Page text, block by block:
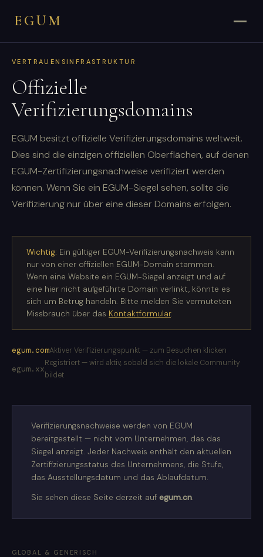
EGUM
VERTRAUENSINFRASTRUKTUR
Offizielle
Verifizierungsdomains
EGUM besitzt offizielle Verifizierungsdomains weltweit.
Dies sind die einzigen offiziellen Oberflächen, auf denen
EGUM-Zertifizierungsnachweise verifiziert werden
können. Wenn Sie ein EGUM-Siegel sehen, sollte die
Verifizierung nur über eine dieser Domains erfolgen.
Wichtig: Ein gültiger EGUM-Verifizierungsnachweis kann
nur von einer offiziellen EGUM-Domain stammen.
Wenn eine Website ein EGUM-Siegel anzeigt und auf
eine hier nicht aufgeführte Domain verlinkt, könnte es
sich um Betrug handeln. Bitte melden Sie vermuteten
Missbrauch über das Kontaktformular.
egum.comAktiver Verifizierungspunkt — zum Besuchen klicken
egum.xx
Registriert — wird aktiv, sobald sich die lokale Community
bildet
Verifizierungsnachweise werden von EGUM
bereitgestellt — nicht vom Unternehmen, das das
Siegel anzeigt. Jeder Nachweis enthält den aktuellen
Zertifizierungsstatus des Unternehmens, die Stufe,
das Ausstellungsdatum und das Ablaufdatum.
Sie sehen diese Seite derzeit auf egum.cn.
GLOBAL & GENERISCH